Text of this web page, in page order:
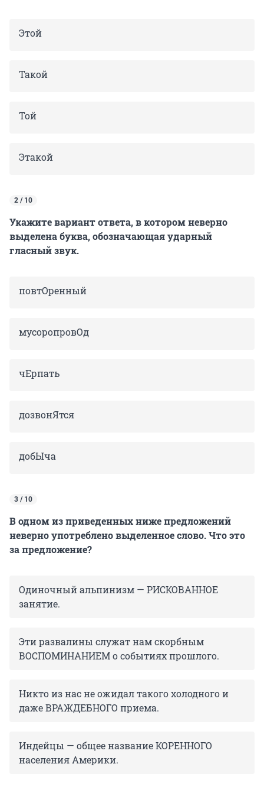
Этой
Такой
Той
Этакой
2 / 10
Укажите вариант ответа, в котором неверно
выделена буква, обозначающая ударный
гласный звук.
повтОренный
мусоропровОд
чЕрпать
дозвонЯтся
добЫча
3 / 10
В одном из приведенных ниже предложений
неверно употреблено выделенное слово. Что это
за предложение?
Одиночный альпинизм — РИСКОВАННОЕ
занятие.
Эти развалины служат нам скорбным
ВОСПОМИНАНИЕМ о событиях прошлого.
Никто из нас не ожидал такого холодного и
даже ВРАЖДЕБНОГО приема.
Индейцы — общее название КОРЕННОГО
населения Америки.